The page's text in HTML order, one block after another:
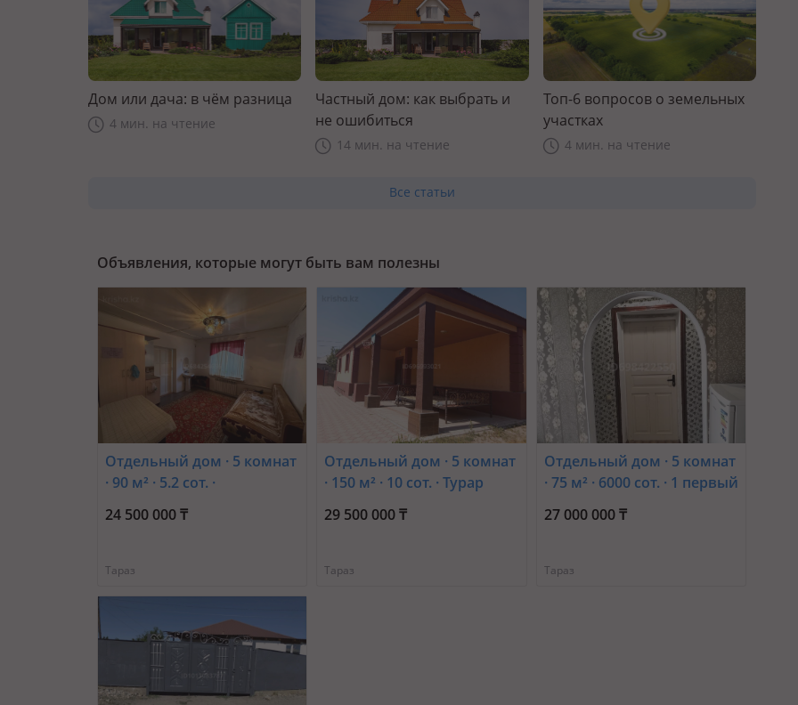
Дом или дача: в чём разница
4 мин. на чтение
Частный дом: как выбрать и
не ошибиться
14 мин. на чтение
Топ-6 вопросов о земельных
участках
4 мин. на чтение
Все статьи
Объявления, которые могут быть вам полезны
Отдельный дом · 5 комнат
· 90 м² · 5.2 сот. ·
Пер.Рысбекова 11 —
Байзак батыра-Казыбек би
24 500 000 ₸
Тараз
Отдельный дом · 5 комнат
· 150 м² · 10 сот. · Турар
Жайымбаев 38
29 500 000 ₸
Тараз
Отдельный дом · 5 комнат
· 75 м² · 6000 сот. · 1 первый
переулок раимбек батыра
20 — Район залинии
27 000 000 ₸
Тараз